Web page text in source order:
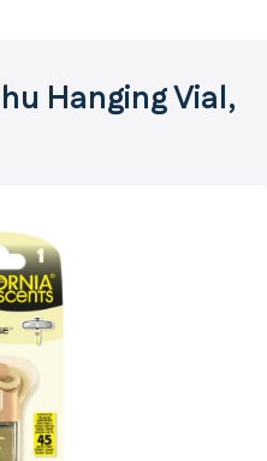
Hanging Vial,